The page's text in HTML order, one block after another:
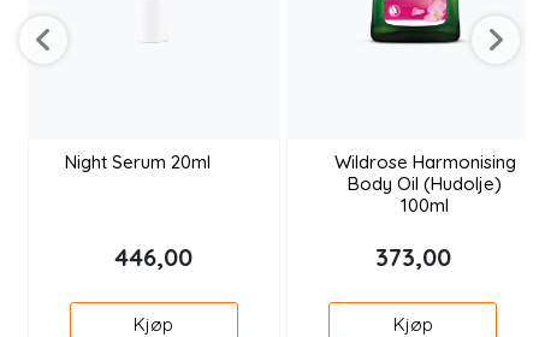
Night Serum 20ml
446,00
Kjøp
Wildrose Harmonising
Body Oil (Hudolje)
100ml
373,00
Kjøp